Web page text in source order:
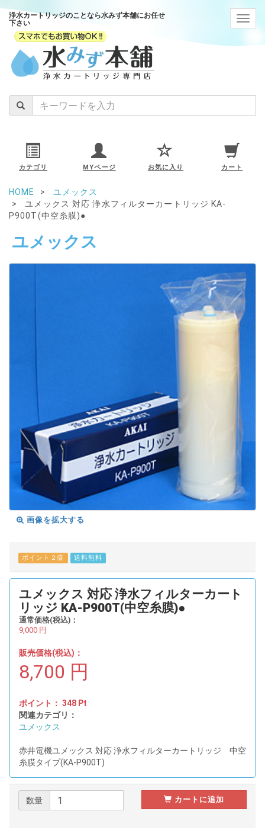
浄水カートリッジのことなら水みず本舗にお任せ
下さい
カテゴリ MYページ お気に入り カート
HOME
ユメックス
ユメックス 対応 浄水フィルターカートリッジ KA-
P900T(中空糸膜)●
ユメックス
画像を拡大する
ポイント２倍 送料無料
ユメックス 対応 浄水フィルターカート
リッジ KA-P900T(中空糸膜)●
通常価格(税込)：
9,000 円
販売価格(税込)：
8,700 円
ポイント： 348 Pt
関連カテゴリ：
ユメックス
赤井電機ユメックス 対応 浄水フィルターカートリッジ 中空
糸膜タイプ(KA-P900T)
数量 カートに追加